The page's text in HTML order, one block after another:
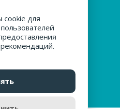
ГРАЖДАН
cookie для